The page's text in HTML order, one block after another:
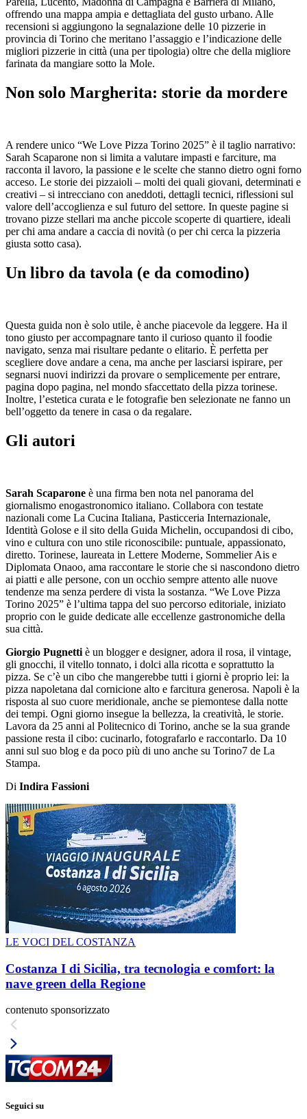
offrendo una mappa ampia e dettagliata del gusto urbano. Alle
recensioni si aggiungono la segnalazione delle 10 pizzerie in
provincia di Torino che meritano l’assaggio e l’indicazione delle
migliori pizzerie in città (una per tipologia) oltre che della migliore
farinata da mangiare sotto la Mole.
Non solo Margherita: storie da mordere
A rendere unico “We Love Pizza Torino 2025” è il taglio narrativo:
Sarah Scaparone non si limita a valutare impasti e farciture, ma
racconta il lavoro, la passione e le scelte che stanno dietro ogni forno
acceso. Le storie dei pizzaioli – molti dei quali giovani, determinati e
creativi – si intrecciano con aneddoti, dettagli tecnici, riflessioni sul
valore dell’accoglienza e sul futuro del settore. In queste pagine si
trovano pizze stellari ma anche piccole scoperte di quartiere, ideali
per chi ama andare a caccia di novità (o per chi cerca la pizzeria
giusta sotto casa).
Un libro da tavola (e da comodino)
Questa guida non è solo utile, è anche piacevole da leggere. Ha il
tono giusto per accompagnare tanto il curioso quanto il foodie
navigato, senza mai risultare pedante o elitario. È perfetta per
scegliere dove andare a cena, ma anche per lasciarsi ispirare, per
segnarsi nuovi indirizzi da provare o semplicemente per entrare,
pagina dopo pagina, nel mondo sfaccettato della pizza torinese.
Inoltre, l’estetica curata e le fotografie ben selezionate ne fanno un
bell’oggetto da tenere in casa o da regalare.
Gli autori
Sarah Scaparone è una firma ben nota nel panorama del
giornalismo enogastronomico italiano. Collabora con testate
nazionali come La Cucina Italiana, Pasticceria Internazionale,
Identità Golose e il sito della Guida Michelin, occupandosi di cibo,
vino e cultura con uno stile riconoscibile: puntuale, appassionato,
diretto. Torinese, laureata in Lettere Moderne, Sommelier Ais e
Diplomata Onaoo, ama raccontare le storie che si nascondono dietro
ai piatti e alle persone, con un occhio sempre attento alle nuove
tendenze ma senza perdere di vista la sostanza. “We Love Pizza
Torino 2025” è l’ultima tappa del suo percorso editoriale, iniziato
proprio con le guide dedicate alle eccellenze gastronomiche della
sua città.
Giorgio Pugnetti è un blogger e designer, adora il rosa, il vintage,
gli gnocchi, il vitello tonnato, i dolci alla ricotta e soprattutto la
pizza. Se c’è un cibo che mangerebbe tutti i giorni è proprio lei: la
pizza napoletana dal cornicione alto e farcitura generosa. Napoli è la
risposta al suo cuore meridionale, anche se piemontese dalla notte
dei tempi. Ogni giorno insegue la bellezza, la creatività, le storie.
Lavora da 25 anni al Politecnico di Torino, anche se la sua grande
passione resta il cibo: cucinarlo, fotografarlo e raccontarlo. Da 10
anni sul suo blog e da poco più di uno anche su Torino7 de La
Stampa.
Di Indira Fassioni
LE VOCI DEL COSTANZA
Costanza I di Sicilia, tra tecnologia e comfort: la
nave green della Regione
contenuto sponsorizzato
Seguici su